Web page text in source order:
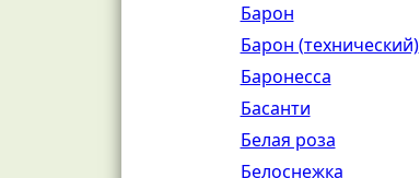
Барон
Барон (технический)
Баронесса
Басанти
Белая роза
Белоснежка